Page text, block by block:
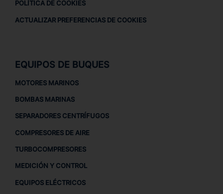
POLÍTICA DE COOKIES
ACTUALIZAR PREFERENCIAS DE COOKIES
EQUIPOS DE BUQUES
MOTORES MARINOS
BOMBAS MARINAS
SEPARADORES CENTRÍFUGOS
COMPRESORES DE AIRE
TURBOCOMPRESORES
MEDICIÓN Y CONTROL
EQUIPOS ELÉCTRICOS